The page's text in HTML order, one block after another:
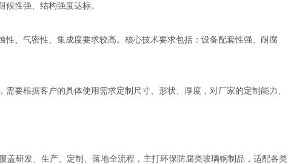
性强、结构强度达标。
、气密性、集成度要求较高。核心技术要求包括：设备配套性强、耐腐
要根据客户的具体使用需求定制尺寸、形状、厚度，对厂家的定制能力、
盖研发、生产、定制、落地全流程，主打环保防腐类玻璃钢制品，适配各类